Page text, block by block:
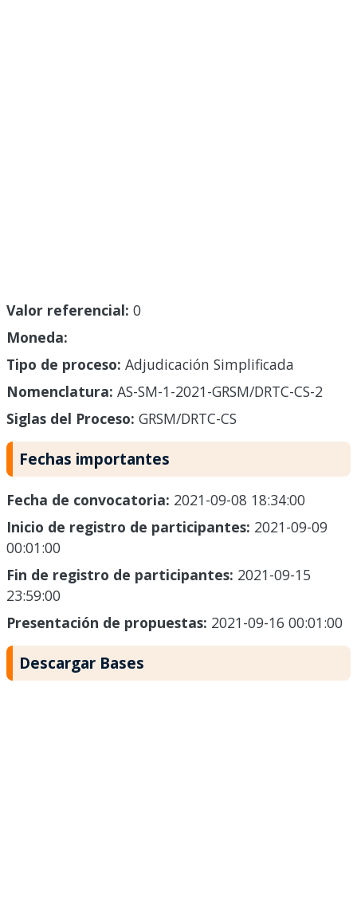
Valor referencial: 0
Moneda:
Tipo de proceso: Adjudicación Simplificada
Nomenclatura: AS-SM-1-2021-GRSM/DRTC-CS-2
Siglas del Proceso: GRSM/DRTC-CS
Fechas importantes
Fecha de convocatoria: 2021-09-08 18:34:00
Inicio de registro de participantes: 2021-09-09
00:01:00
Fin de registro de participantes: 2021-09-15
23:59:00
Presentación de propuestas: 2021-09-16 00:01:00
Descargar Bases